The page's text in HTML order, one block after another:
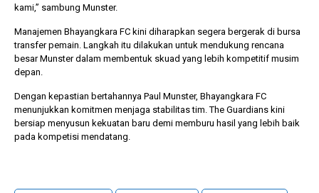
kami,” sambung Munster.
Manajemen Bhayangkara FC kini diharapkan segera bergerak di bursa
transfer pemain. Langkah itu dilakukan untuk mendukung rencana
besar Munster dalam membentuk skuad yang lebih kompetitif musim
depan.
Dengan kepastian bertahannya Paul Munster, Bhayangkara FC
menunjukkan komitmen menjaga stabilitas tim. The Guardians kini
bersiap menyusun kekuatan baru demi memburu hasil yang lebih baik
pada kompetisi mendatang.